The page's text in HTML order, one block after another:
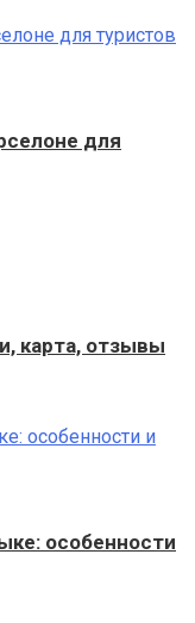
для
карта, отзывы
особенности